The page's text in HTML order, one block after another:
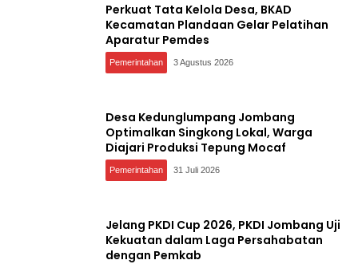
Perkuat Tata Kelola Desa, BKAD
Kecamatan Plandaan Gelar Pelatihan
Aparatur Pemdes
Pemerintahan 3 Agustus 2026
Desa Kedunglumpang Jombang
Optimalkan Singkong Lokal, Warga
Diajari Produksi Tepung Mocaf
Pemerintahan 31 Juli 2026
Jelang PKDI Cup 2026, PKDI Jombang Uji
Kekuatan dalam Laga Persahabatan
dengan Pemkab